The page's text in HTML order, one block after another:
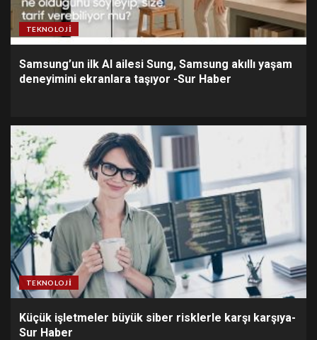
TEKNOLOJI
Samsung’un ilk AI ailesi Sung, Samsung akıllı yaşam
deneyimini ekranlara taşıyor -Sur Haber
TEKNOLOJI
Küçük işletmeler büyük siber risklerle karşı karşıya-
Sur Haber